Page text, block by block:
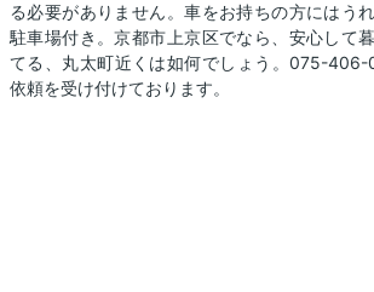
る必要がありません。車をお持ちの方にはう
駐車場付き。京都市上京区でなら、安心して
てる、丸太町近くは如何でしょう。075-
依頼を受け付けております。